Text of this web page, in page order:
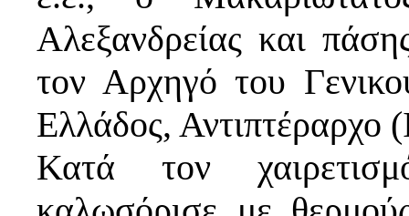
Αλεξανδρείας και
τον Αρχηγό του
Ελλάδος, Αντιπτέραρχο
Κατά τον